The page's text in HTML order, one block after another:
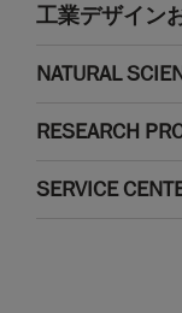
工業デザイン
NATURAL
RESEARCH
SERVICE